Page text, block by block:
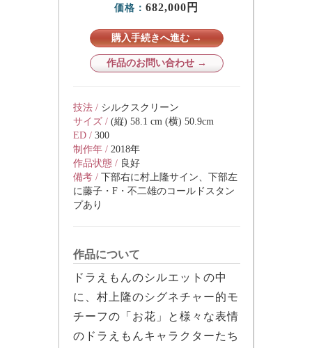
価格： 682,000円
購入手続きへ進む →
作品のお問い合わせ →
技法 / シルクスクリーン
サイズ / (縦) 58.1 cm (横) 50.9cm
ED / 300
制作年 / 2018年
作品状態 / 良好
備考 / 下部右に村上隆サイン、下部左
に藤子・F・不二雄のコールドスタン
プあり
作品について
ドラえもんのシルエットの中
に、村上隆のシグネチャー的モ
チーフの「お花」と様々な表情
のドラえもんキャラクターたち